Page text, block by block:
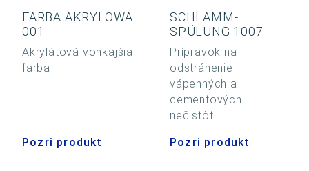
FARBA AKRYLOWA
001
Akrylátová vonkajšia
farba
Pozri produkt
SCHLAMM-
SPÜLUNG 1007
Prípravok na
odstránenie
vápenných a
cementových
nečistôt
Pozri produkt